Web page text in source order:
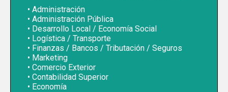
Administración
Administración Pública
Desarrollo Local / Economía Social
Logística / Transporte
Finanzas / Bancos / Tributación / Seguros
Marketing
Comercio Exterior
Contabilidad Superior
Economía